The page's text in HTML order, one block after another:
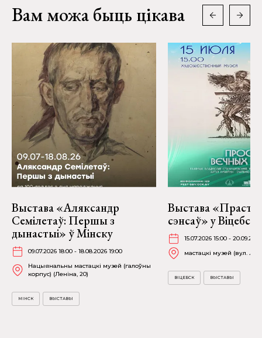
Вам можа быць цікава
Выстава «Аляксандр
Семілетаў: Першы з
дынастыі» ў Мінску
09.07.2026 18:00 - 18.08.2026 19:00
Нацыянальны мастацкі музей (галоўны
корпус) (Леніна, 20)
МІНСК ВЫСТАВЫ
Выстава
сэнсаў» у Віцебску
15.07.2026 15:00 -
мастацкі музей (вул.
ВІЦЕБСК ВЫСТАВЫ